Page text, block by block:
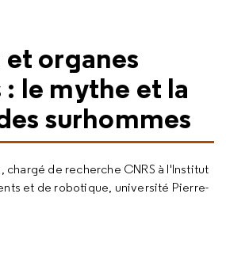
organes
le mythe et la
surhommes
, chargé de recherche CNRS à l'Institut
et de robotique, université Pierre-